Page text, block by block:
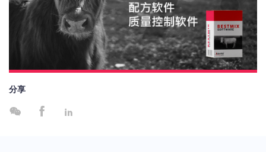
分享
  